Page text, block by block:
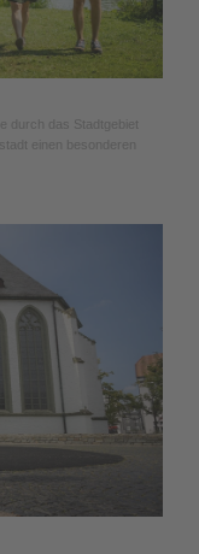
durch das Stadtgebiet
einen besonderen